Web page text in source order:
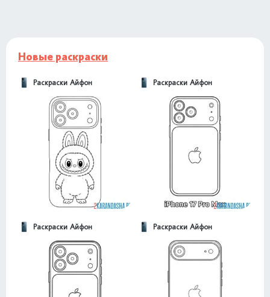
Новые раскраски
Раскраски Айфон Раскраски Айфон
Раскраски Айфон Раскраски Айфон